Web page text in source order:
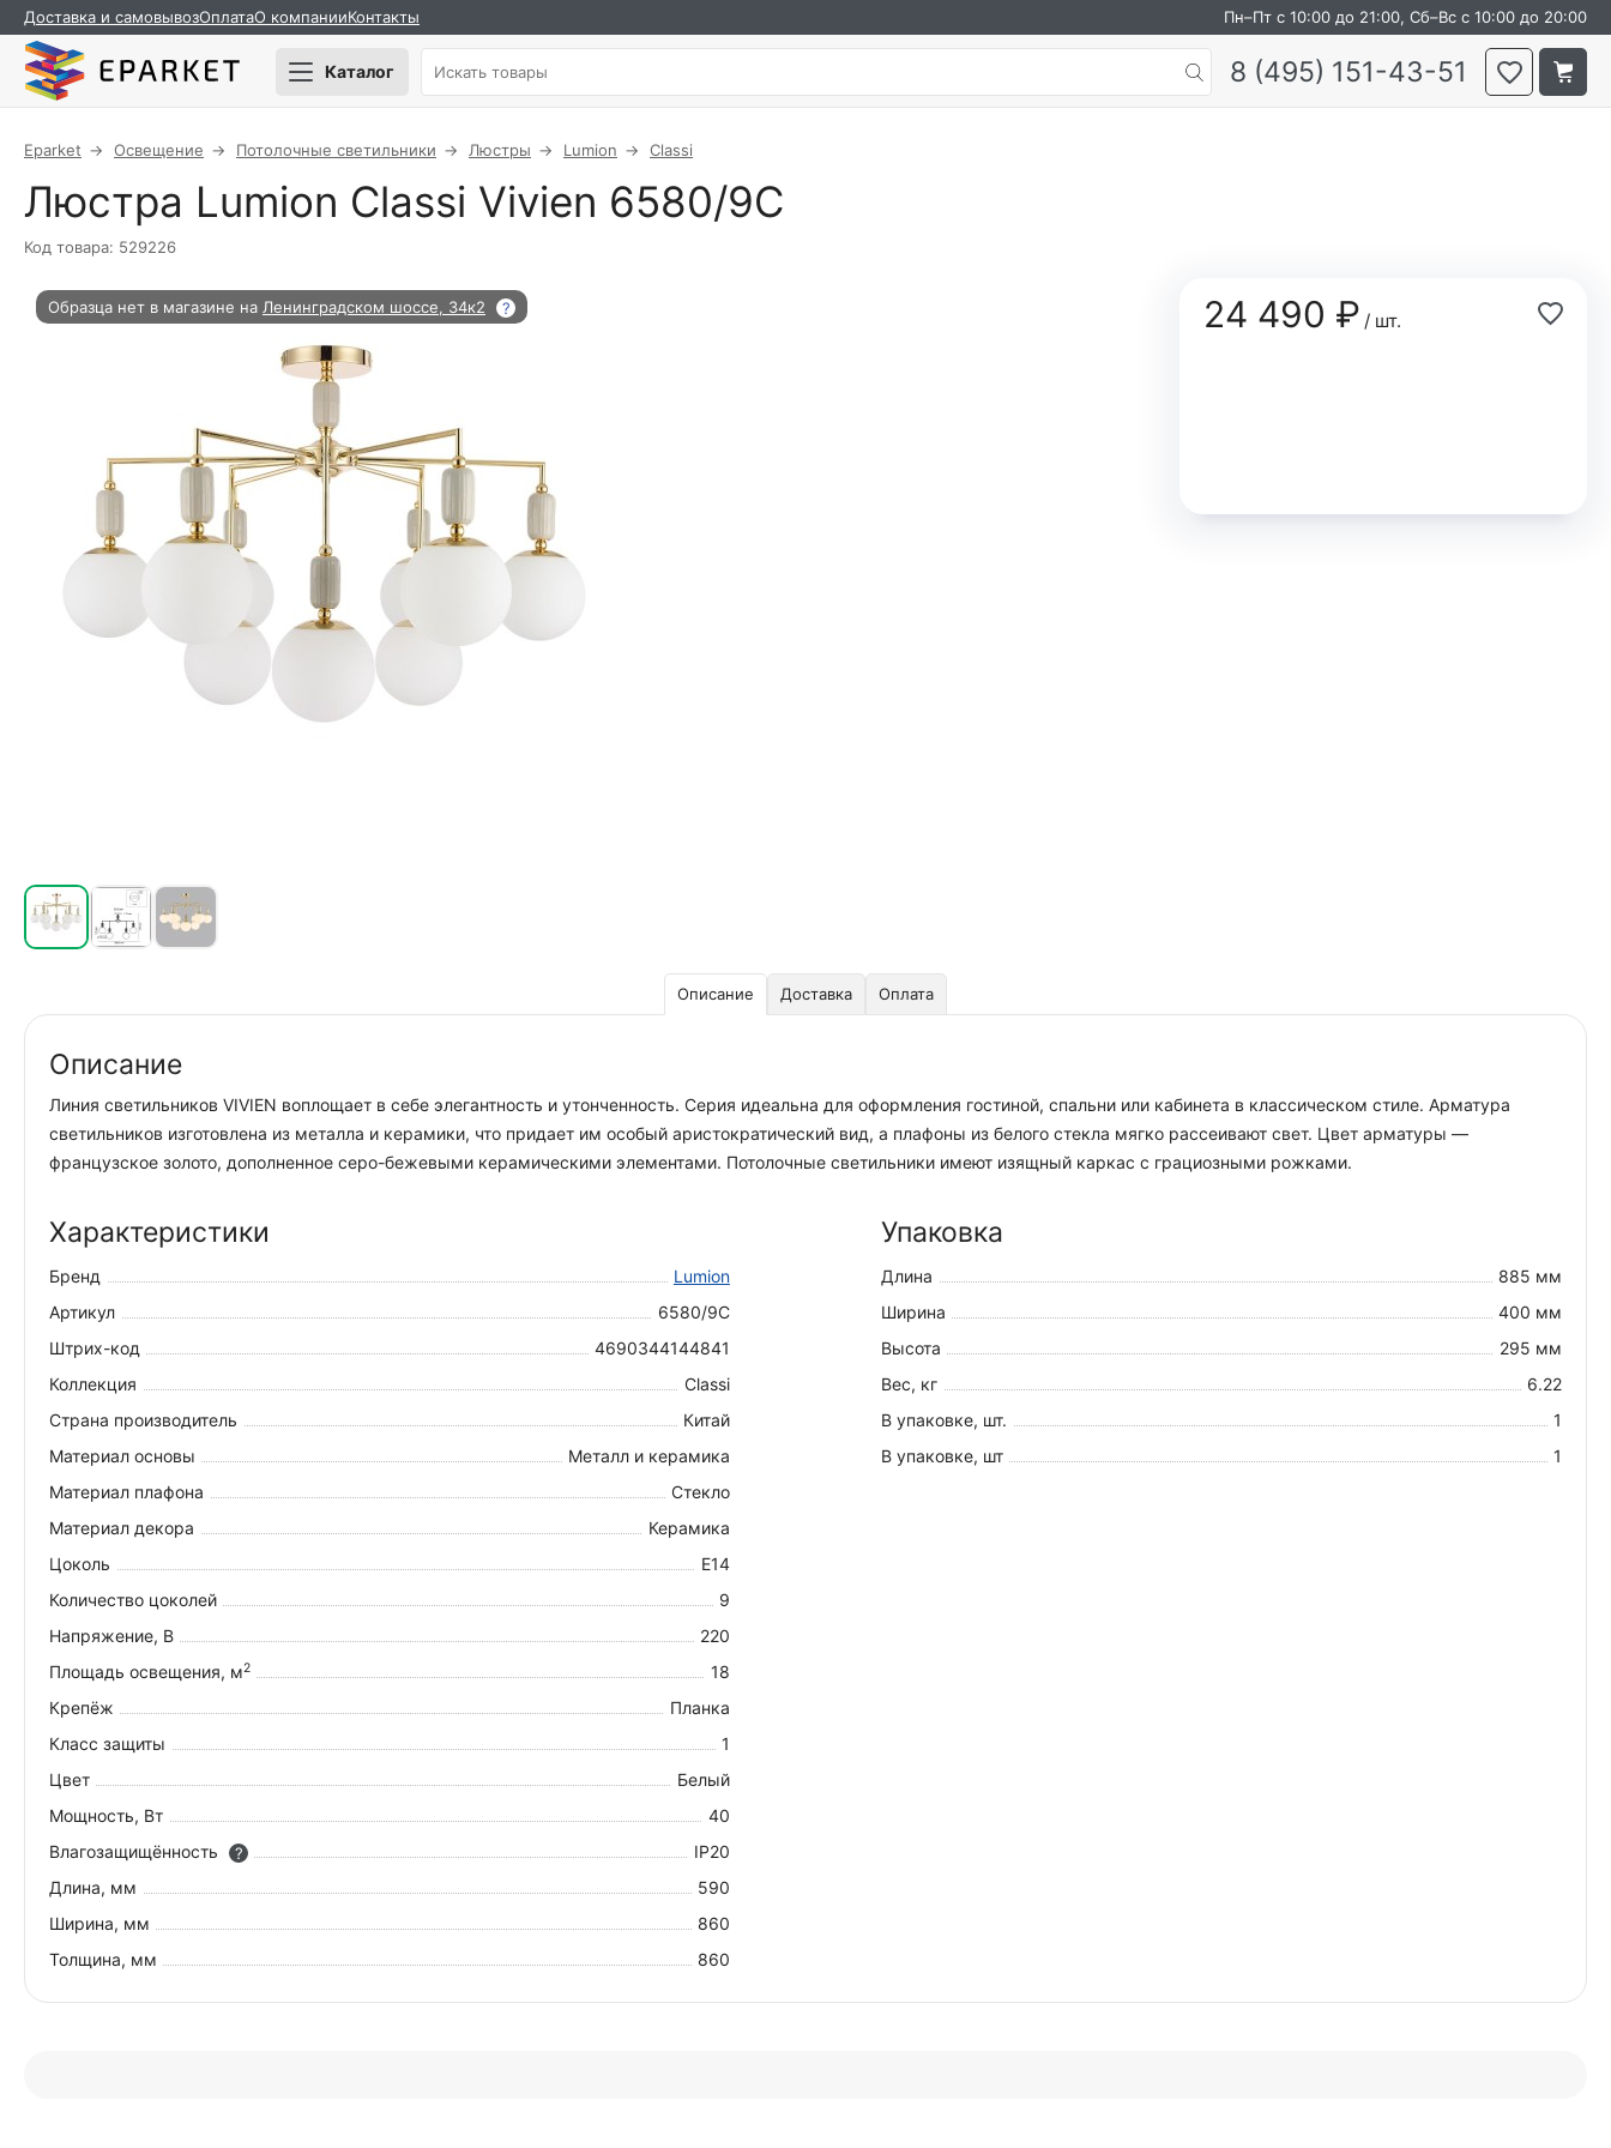
Доставка и самовывозОплатаО компанииКонтакты Пн–Пт с 10:00 до 21:00, Сб–Вс с 10:00 до 20:00
Каталог 8 (495) 151-43-51
Eparket Освещение Потолочные светильники Люстры Lumion Classi
Люстра Lumion Classi Vivien 6580/9C
Код товара: 529226
Образца нет в магазине на Ленинградском шоссе, 34к2 ? 24 490 ₽/ шт.
Описание Доставка Оплата
Описание
Линия светильников VIVIEN воплощает в себе элегантность и утонченность. Серия идеальна для оформления гостиной, спальни или кабинета в классическом стиле. Арматура
светильников изготовлена из металла и керамики, что придает им особый аристократический вид, а плафоны из белого стекла мягко рассеивают свет. Цвет арматуры —
французское золото, дополненное серо-бежевыми керамическими элементами. Потолочные светильники имеют изящный каркас с грациозными рожками.
Характеристики
Бренд
Lumion
Артикул
6580/9C
Штрих-код
4690344144841
Коллекция
Classi
Страна производитель
Китай
Материал основы
Металл и керамика
Материал плафона
Стекло
Материал декора
Керамика
Цоколь
E14
Количество цоколей
9
Напряжение, В
220
Площадь освещения, м2
18
Крепёж
Планка
Класс защиты
1
Цвет
Белый
Мощность, Вт
40
Влагозащищённость
?
IP20
Длина, мм
590
Ширина, мм
860
Толщина, мм
860
Упаковка
Длина
885 мм
Ширина
400 мм
Высота
295 мм
Вес, кг
6.22
В упаковке, шт.
1
В упаковке, шт
1